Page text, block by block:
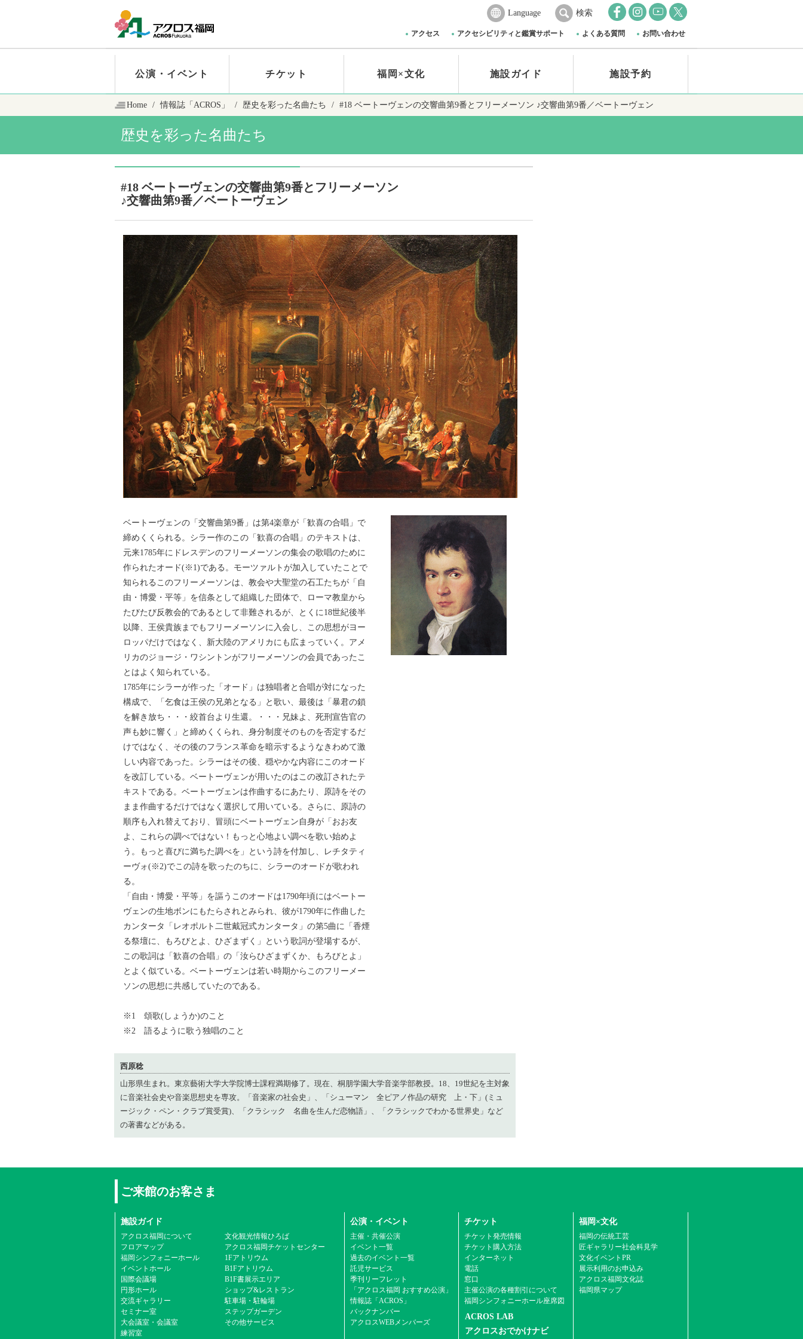
Language 検索
アクセス アクセシビリティと鑑賞サポート よくある質問 お問い合わせ
公演・イベント チケット 福岡×文化 施設ガイド 施設予約
Home 情報誌「ACROS」 歴史を彩った名曲たち #18 ベートーヴェンの交響曲第9番とフリーメーソン ♪交響曲第9番／ベートーヴェン
歴史を彩った名曲たち
#18 ベートーヴェンの交響曲第9番とフリーメーソン
♪交響曲第9番／ベートーヴェン
ベートーヴェンの「交響曲第9番」は第4楽章が「歓喜の合唱」で
締めくくられる。シラー作のこの「歓喜の合唱」のテキストは、
元来1785年にドレスデンのフリーメーソンの集会の歌唱のために
作られたオード(※1)である。モーツァルトが加入していたことで
知られるこのフリーメーソンは、教会や大聖堂の石工たちが「自
由・博愛・平等」を信条として組織した団体で、ローマ教皇から
たびたび反教会的であるとして非難されるが、とくに18世紀後半
以降、王侯貴族までもフリーメーソンに入会し、この思想がヨー
ロッパだけではなく、新大陸のアメリカにも広まっていく。アメ
リカのジョージ・ワシントンがフリーメーソンの会員であったこ
とはよく知られている。
1785年にシラーが作った「オード」は独唱者と合唱が対になった
構成で、「乞食は王侯の兄弟となる」と歌い、最後は「暴君の鎖
を解き放ち・・・絞首台より生還。・・・兄妹よ、死刑宣告官の
声も妙に響く」と締めくくられ、身分制度そのものを否定するだ
けではなく、その後のフランス革命を暗示するようなきわめて激
しい内容であった。シラーはその後、穏やかな内容にこのオード
を改訂している。ベートーヴェンが用いたのはこの改訂されたテ
キストである。ベートーヴェンは作曲するにあたり、原詩をその
まま作曲するだけではなく選択して用いている。さらに、原詩の
順序も入れ替えており、冒頭にベートーヴェン自身が「おお友
よ、これらの調べではない！もっと心地よい調べを歌い始めよ
う。もっと喜びに満ちた調べを」という詩を付加し、レチタティ
ーヴォ(※2)でこの詩を歌ったのちに、シラーのオードが歌われ
る。
「自由・博愛・平等」を謳うこのオードは1790年頃にはベートー
ヴェンの生地ボンにもたらされとみられ、彼が1790年に作曲した
カンタータ「レオポルト二世戴冠式カンタータ」の第5曲に「香煙
る祭壇に、もろびとよ、ひざまずく」という歌詞が登場するが、
この歌詞は「歓喜の合唱」の「汝らひざまずくか、もろびとよ」
とよく似ている。ベートーヴェンは若い時期からこのフリーメー
ソンの思想に共感していたのである。
※1 頌歌(しょうか)のこと
※2 語るように歌う独唱のこと
西原稔
山形県生まれ。東京藝術大学大学院博士課程満期修了。現在、桐朋学園大学音楽学部教授。18、19世紀を主対象
に音楽社会史や音楽思想史を専攻。「音楽家の社会史」、「シューマン 全ピアノ作品の研究 上・下」(ミュ
ージック・ペン・クラブ賞受賞)、「クラシック 名曲を生んだ恋物語」、「クラシックでわかる世界史」など
の著書などがある。
ご来館のお客さま
施設ガイド
アクロス福岡について
フロアマップ
福岡シンフォニーホール
イベントホール
国際会議場
円形ホール
交流ギャラリー
セミナー室
大会議室・会議室
練習室
文化観光情報ひろば
アクロス福岡チケットセンター
1Fアトリウム
B1Fアトリウム
B1F書展示エリア
ショップ&レストラン
駐車場・駐輪場
ステップガーデン
その他サービス
公演・イベント
主催・共催公演
イベント一覧
過去のイベント一覧
託児サービス
季刊リーフレット
「アクロス福岡 おすすめ公演」
情報誌「ACROS」
バックナンバー
アクロスWEBメンバーズ
チケット
チケット発売情報
チケット購入方法
インターネット
電話
窓口
主催公演の各種割引について
福岡シンフォニーホール座席図
福岡×文化
福岡の伝統工芸
匠ギャラリー社会科見学
文化イベントPR
展示利用のお申込み
アクロス福岡文化誌
福岡県マップ
ACROS LAB
アクロスおでかけナビ